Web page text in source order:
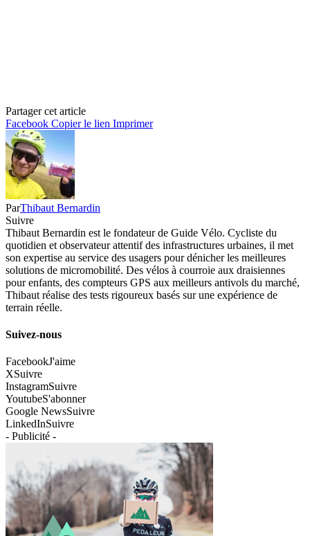
Partager cet article
Facebook Copier le lien Imprimer
ParThibaut Bernardin
Suivre
Thibaut Bernardin est le fondateur de Guide Vélo. Cycliste du
quotidien et observateur attentif des infrastructures urbaines, il met
son expertise au service des usagers pour dénicher les meilleures
solutions de micromobilité. Des vélos à courroie aux draisiennes
pour enfants, des compteurs GPS aux meilleurs antivols du marché,
Thibaut réalise des tests rigoureux basés sur une expérience de
terrain réelle.
Suivez-nous
FacebookJ'aime
XSuivre
InstagramSuivre
YoutubeS'abonner
Google NewsSuivre
LinkedInSuivre
- Publicité -